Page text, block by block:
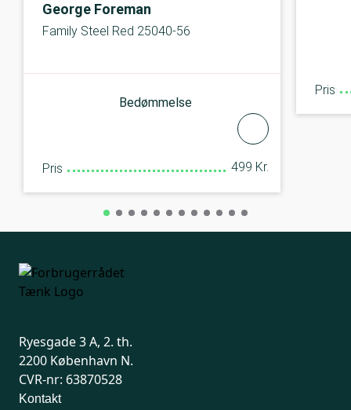
George Foreman
Family Steel Red 25040-56
Bedømmelse
Pris 499 Kr.
Pris
Ryesgade 3 A, 2. th.
2200 København N.
CVR-nr: 63870528
Kontakt